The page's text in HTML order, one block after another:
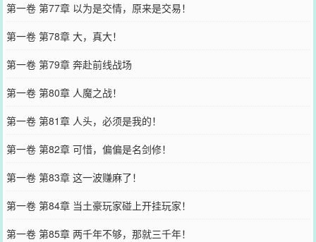
第一卷 第77章 以为是交情，原来是交易！
第一卷 第78章 大，真大！
第一卷 第79章 奔赴前线战场
第一卷 第80章 人魔之战！
第一卷 第81章 人头，必须是我的！
第一卷 第82章 可惜，偏偏是名剑修！
第一卷 第83章 这一波赚麻了！
第一卷 第84章 当土豪玩家碰上开挂玩家！
第一卷 第85章 两千年不够，那就三千年！